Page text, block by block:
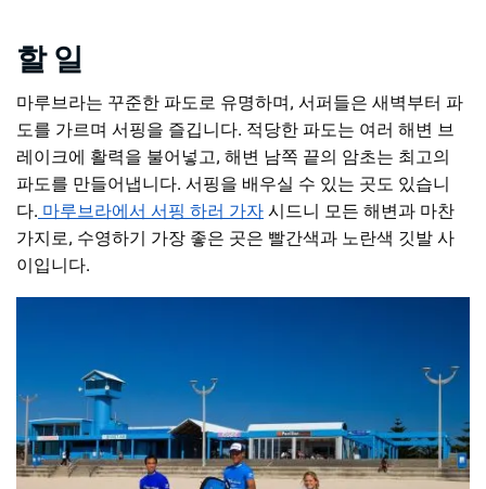
할 일
마루브라는 꾸준한 파도로 유명하며, 서퍼들은 새벽부터 파
도를 가르며 서핑을 즐깁니다. 적당한 파도는 여러 해변 브
레이크에 활력을 불어넣고, 해변 남쪽 끝의 암초는 최고의
파도를 만들어냅니다. 서핑을 배우실 수 있는 곳도 있습니
다. 마루브라에서 서핑 하러 가자 시드니 모든 해변과 마찬
가지로, 수영하기 가장 좋은 곳은 빨간색과 노란색 깃발 사
이입니다.